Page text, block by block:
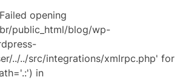
opening
public_html/blog/wp-
../../src/integrations/xmlrpc.php' for
in